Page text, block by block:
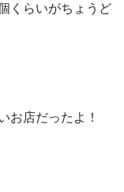
くらいがちょうど
お店だったよ！